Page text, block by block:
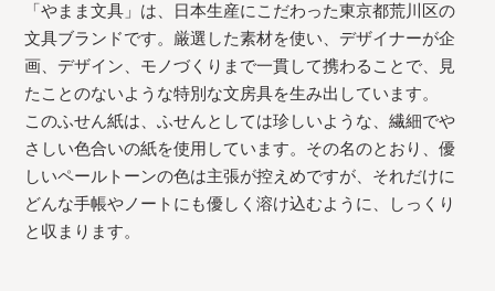
「やまま文具」は、日本生産にこだわった東京都荒川区の
文具ブランドです。厳選した素材を使い、デザイナーが企
画、デザイン、モノづくりまで一貫して携わることで、見
たことのないような特別な文房具を生み出しています。
このふせん紙は、ふせんとしては珍しいような、繊細でや
さしい色合いの紙を使用しています。その名のとおり、優
しいペールトーンの色は主張が控えめですが、それだけに
どんな手帳やノートにも優しく溶け込むように、しっくり
と収まります。